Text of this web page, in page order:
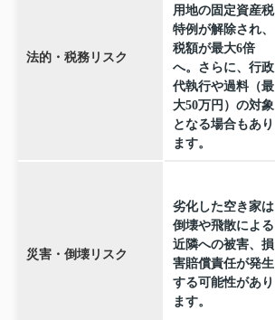
法的・税務リスク
用地の固定資産税
特例が解除され、
税額が最大6倍
へ。さらに、行政
代執行や過料（最
大50万円）の対象
となる場合もあり
ます。
災害・倒壊リスク
劣化した空き家は
倒壊や飛散による
近隣への被害、損
害賠償責任が発生
する可能性があり
ます。